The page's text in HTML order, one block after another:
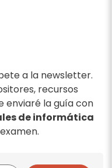
a la newsletter.
recursos
enviaré la guía con
de informática